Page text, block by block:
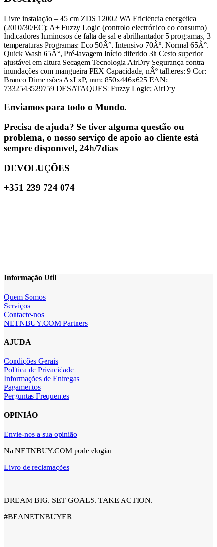
Livre instalação – 45 cm ZDS 12002 WA Eficiência energética
(2010/30/EC): A+ Fuzzy Logic (controlo electrónico do consumo)
Indicadores luminosos de falta de sal e abrilhantador 5 programas, 3
temperaturas Programas: Eco 50Â°, Intensivo 70Âº, Normal 65Â°,
Quick Wash 65Â°, Pré-lavagem Início diferido 3h Cesto superior
ajustável em altura Secagem Tecnologia AirDry Segurança contra
inundações com mangueira PEX Capacidade, nÂº talheres: 9 Cor:
Branco Dimensões AxLxP, mm: 850x446x625 EAN:
7332543529759 DESATAQUES: Fuzzy Logic; AirDry
Enviamos para todo o Mundo.
Precisa de ajuda? Se tiver alguma questão ou
problema, o nosso serviço de apoio ao cliente está
sempre disponível, 24h/7dias
DEVOLUÇÕES
+351 239 724 074
Informação Útil
Quem Somos
Serviços
Contacte-nos
NETNBUY.COM Partners
AJUDA
Condições Gerais
Política de Privacidade
Informações de Entregas
Pagamentos
Perguntas Frequentes
OPINIÃO
Envie-nos a sua opinião
Na NETNBUY.COM pode elogiar
Livro de reclamações
DREAM BIG. SET GOALS. TAKE ACTION.
#BEANETNBUYER